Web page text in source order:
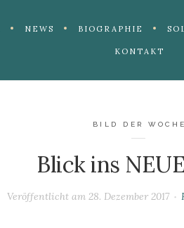
NEWS BIOGRAPHIE
KONTAKT
BILD DER WOCHE
Blick ins
Veröffentlicht am 28. Dezember 2017